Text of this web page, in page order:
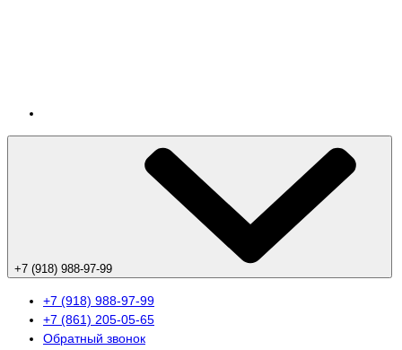
+7 (918) 988-97-99
+7 (918) 988-97-99
+7 (861) 205-05-65
Обратный звонок